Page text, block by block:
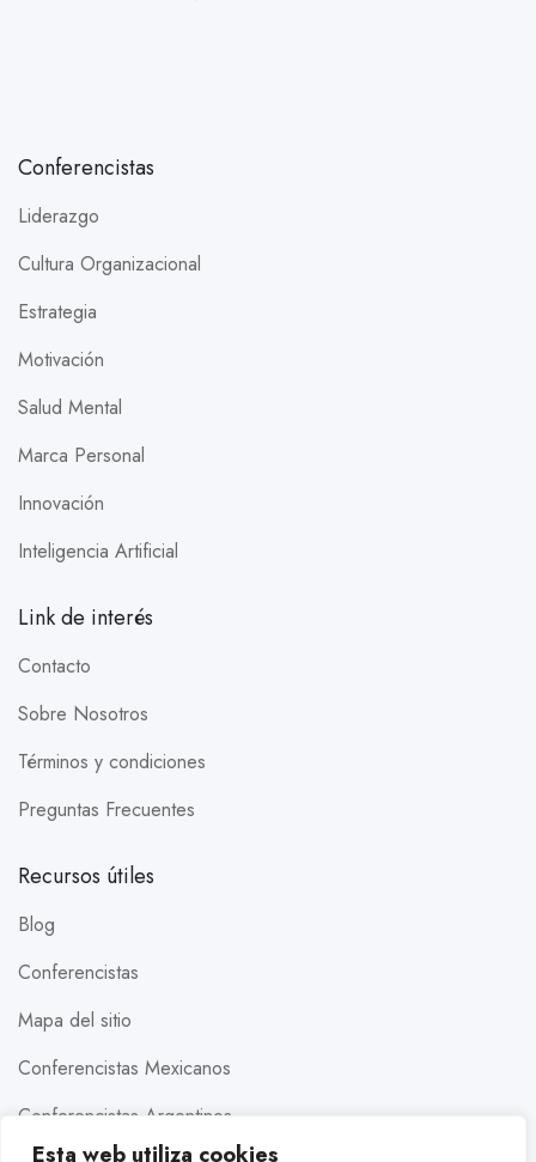
Esta web utiliza cookies
Conferencistas
Liderazgo
Cultura Organizacional
Estrategia
Motivación
Salud Mental
Marca Personal
Innovación
Inteligencia Artificial
Link de interés
Contacto
Sobre Nosotros
Términos y condiciones
Preguntas Frecuentes
Recursos útiles
Blog
Conferencistas
Mapa del sitio
Conferencistas Mexicanos
Conferencistas Argentinos